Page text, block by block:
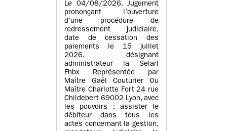
Le 04/08/2026. Jugement
prononçant l’ouverture
d’une procédure de
redressement judiciaire,
date de cessation des
paiements le 15 juillet
2026, désignant
administrateur la Selarl
Fhbx Représentée par
Maître Gaël Couturier Ou
Maître Charlotte Fort 24 rue
Childebert 69002 Lyon, avec
les pouvoirs : assister le
débiteur dans tous les
actes concernant la gestion,